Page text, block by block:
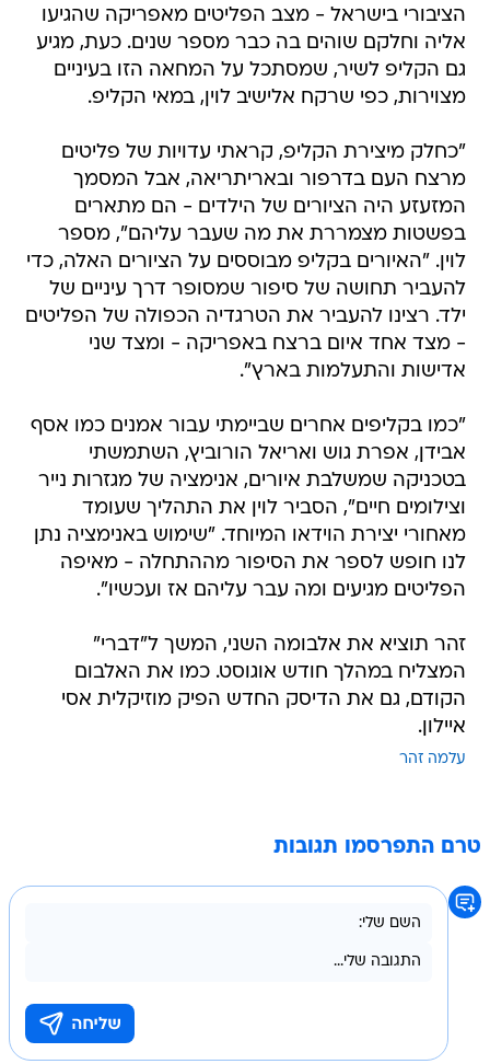
הציבורי בישראל - מצב הפליטים מאפריקה שהגיעו
אליה וחלקם שוהים בה כבר מספר שנים. כעת, מגיע
גם הקליפ לשיר, שמסתכל על המחאה הזו בעיניים
מצוירות, כפי שרקח אלישיב לוין, במאי הקליפ.
"כחלק מיצירת הקליפ, קראתי עדויות של פליטים
מרצח העם בדרפור ובאריתריאה, אבל המסמך
המזעזע היה הציורים של הילדים - הם מתארים
בפשטות מצמררת את מה שעבר עליהם", מספר
לוין. "האיורים בקליפ מבוססים על הציורים האלה, כדי
להעביר תחושה של סיפור שמסופר דרך עיניים של
ילד. רצינו להעביר את הטרגדיה הכפולה של הפליטים
- מצד אחד איום ברצח באפריקה - ומצד שני
אדישות והתעלמות בארץ".
"כמו בקליפים אחרים שביימתי עבור אמנים כמו אסף
אבידן, אפרת גוש ואריאל הורוביץ, השתמשתי
בטכניקה שמשלבת איורים, אנימציה של מגזרות נייר
וצילומים חיים", הסביר לוין את התהליך שעומד
מאחורי יצירת הוידאו המיוחד. "שימוש באנימציה נתן
לנו חופש לספר את הסיפור מההתחלה - מאיפה
הפליטים מגיעים ומה עבר עליהם אז ועכשיו".
זהר תוציא את אלבומה השני, המשך ל"דברי"
המצליח במהלך חודש אוגוסט. כמו את האלבום
הקודם, גם את הדיסק החדש הפיק מוזיקלית אסי
איילון.
עלמה זהר
טרם התפרסמו תגובות